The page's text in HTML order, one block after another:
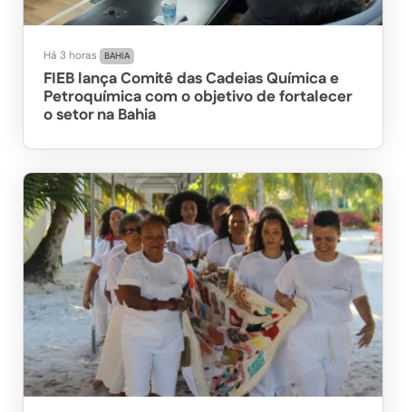
Há 3 horas BAHIA
FIEB lança Comitê das Cadeias Química e
Petroquímica com o objetivo de fortalecer
o setor na Bahia